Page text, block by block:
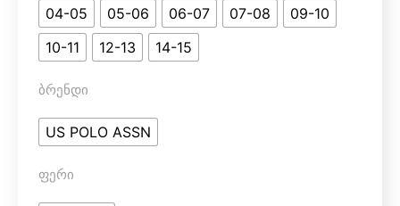
04-05 05-06 06-07 07-08
09-10
10-11
12-13 14-15
ბრენდი
US POLO ASSN
ფერი